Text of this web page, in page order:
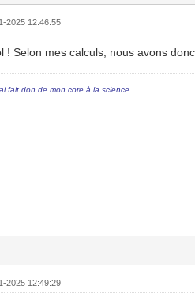
2025 12:46:55
! Selon mes calculs, nous avons
fait don de mon core à la science
2025 12:49:29